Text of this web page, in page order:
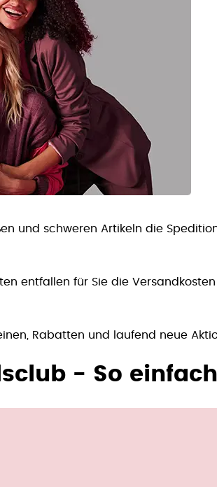
und schweren Artikeln die
entfallen für Sie die
Rabatten und laufend neue
- So